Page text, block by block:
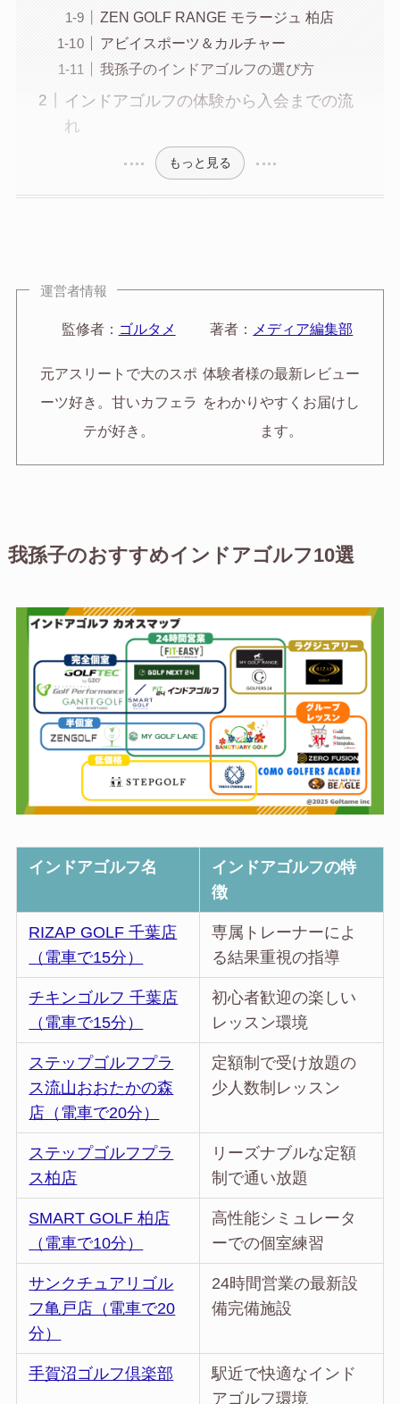
ZEN GOLF RANGE モラージュ 柏店
アビイスポーツ＆カルチャー
我孫子のインドアゴルフの選び方
インドアゴルフの体験から入会までの流
れ
もっと見る
運営者情報
監修者： ゴルタメ
元アスリートで大のスポ
ーツ好き。甘いカフェラ
テが好き。
著者： メディア編集部
体験者様の最新レビュー
をわかりやすくお届けし
ます。
我孫子のおすすめインドアゴルフ10選
インドアゴルフ名
インドアゴルフの特
徴
RIZAP GOLF 千葉店
（電車で15分）
専属トレーナーによ
る結果重視の指導
チキンゴルフ 千葉店
（電車で15分）
初心者歓迎の楽しい
レッスン環境
ステップゴルフプラ
ス流山おおたかの森
店（電車で20分）
定額制で受け放題の
少人数制レッスン
ステップゴルフプラ
ス柏店
リーズナブルな定額
制で通い放題
SMART GOLF 柏店
（電車で10分）
高性能シミュレータ
ーでの個室練習
サンクチュアリゴル
フ亀戸店（電車で20
分）
24時間営業の最新設
備完備施設
手賀沼ゴルフ倶楽部
駅近で快適なインド
アゴルフ環境